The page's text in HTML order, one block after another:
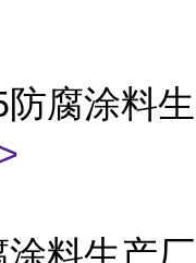
腐涂料生
料生产厂